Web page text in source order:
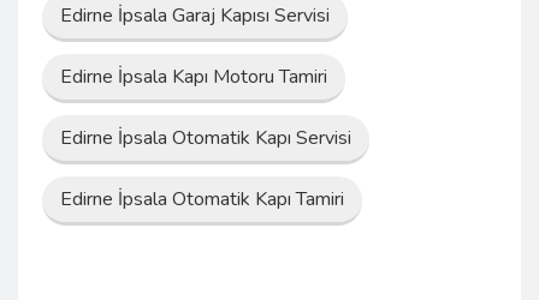
Edirne İpsala Garaj Kapısı Servisi
Edirne İpsala Kapı Motoru Tamiri
Edirne İpsala Otomatik Kapı Servisi
Edirne İpsala Otomatik Kapı Tamiri